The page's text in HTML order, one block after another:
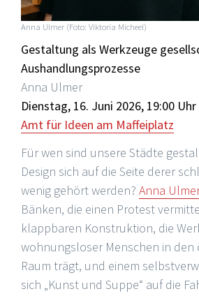
Anna Ulmer (Foto: Viktoria Micheel)
Gestaltung als Werkzeuge
Aushandlungsprozesse
Anna Ulmer
Dienstag, 16. Juni 2026, 19:00 Uhr
Amt für Ideen am Maffeiplatz
Für wen sind unsere Städte
Design sich auf die Seite derer
wenig gehört werden? Anna
Bänken, die einen Protest
klappbaren Konstruktion, die
wohnungsloser Menschen in
Raum trägt, und einem
sich „Kunst und Suppe“ auf die